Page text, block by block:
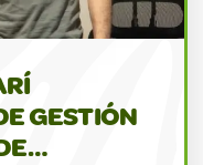
GESTIÓN